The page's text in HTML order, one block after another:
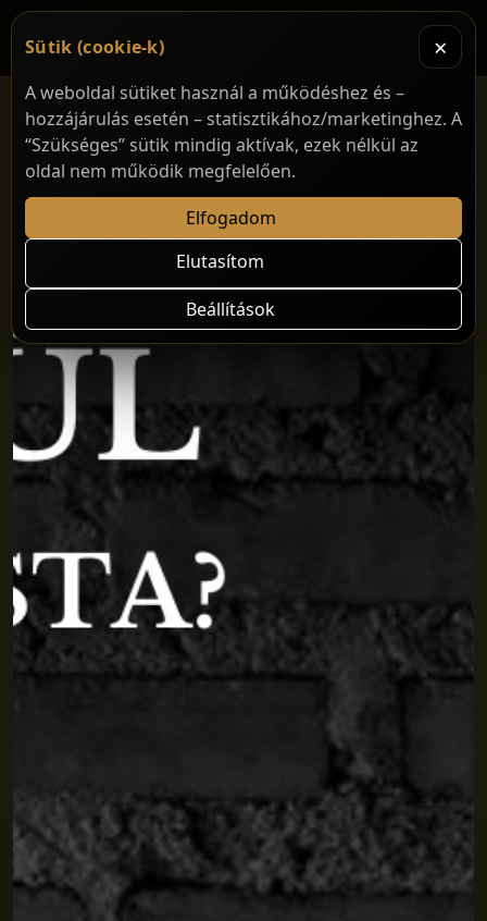
Sütik (cookie-k) ×
A weboldal sütiket használ a működéshez és –
hozzájárulás esetén – statisztikához/marketinghez. A
“Szükséges” sütik mindig aktívak, ezek nélkül az
oldal nem működik megfelelően.
Elfogadom
Elutasítom
Beállítások